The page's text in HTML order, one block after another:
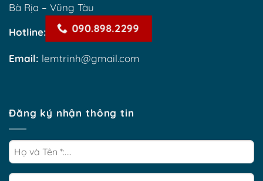
Bà Rịa – Vũng Tàu
Hotline: 090.898.2299
Email: lemtrinh@gmail.com
Đăng ký nhận thông tin